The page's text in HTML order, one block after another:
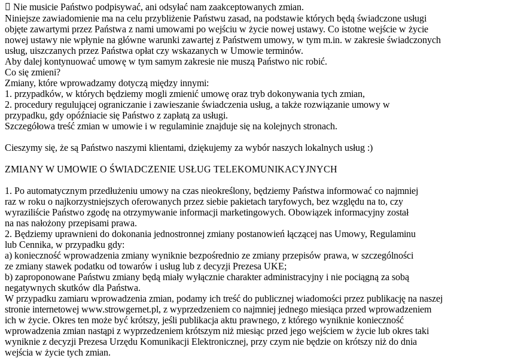
 Nie musicie Państwo podpisywać, ani odsyłać nam zaakceptowanych zmian.
Niniejsze zawiadomienie ma na celu przybliżenie Państwu zasad, na podstawie których będą świadczone usługi
objęte zawartymi przez Państwa z nami umowami po wejściu w życie nowej ustawy. Co istotne wejście w życie
nowej ustawy nie wpłynie na główne warunki zawartej z Państwem umowy, w tym m.in. w zakresie świadczonych
usług, uiszczanych przez Państwa opłat czy wskazanych w Umowie terminów.
Aby dalej kontynuować umowę w tym samym zakresie nie muszą Państwo nic robić.
Co się zmieni?
Zmiany, które wprowadzamy dotyczą między innymi:
1. przypadków, w których będziemy mogli zmienić umowę oraz tryb dokonywania tych zmian,
2. procedury regulującej ograniczanie i zawieszanie świadczenia usług, a także rozwiązanie umowy w
przypadku, gdy opóźniacie się Państwo z zapłatą za usługi.
Szczegółowa treść zmian w umowie i w regulaminie znajduje się na kolejnych stronach.
Cieszymy się, że są Państwo naszymi klientami, dziękujemy za wybór naszych lokalnych usług :)
ZMIANY W UMOWIE O ŚWIADCZENIE USŁUG TELEKOMUNIKACYJNYCH
1. Po automatycznym przedłużeniu umowy na czas nieokreślony, będziemy Państwa informować co najmniej
raz w roku o najkorzystniejszych oferowanych przez siebie pakietach taryfowych, bez względu na to, czy
wyraziliście Państwo zgodę na otrzymywanie informacji marketingowych. Obowiązek informacyjny został
na nas nałożony przepisami prawa.
2. Będziemy uprawnieni do dokonania jednostronnej zmiany postanowień łączącej nas Umowy, Regulaminu
lub Cennika, w przypadku gdy:
a) konieczność wprowadzenia zmiany wyniknie bezpośrednio ze zmiany przepisów prawa, w szczególności
ze zmiany stawek podatku od towarów i usług lub z decyzji Prezesa UKE;
b) zaproponowane Państwu zmiany będą miały wyłącznie charakter administracyjny i nie pociągną za sobą
negatywnych skutków dla Państwa.
W przypadku zamiaru wprowadzenia zmian, podamy ich treść do publicznej wiadomości przez publikację na naszej
stronie internetowej www.strowgernet.pl, z wyprzedzeniem co najmniej jednego miesiąca przed wprowadzeniem
ich w życie. Okres ten może być krótszy, jeśli publikacja aktu prawnego, z którego wyniknie konieczność
wprowadzenia zmian nastąpi z wyprzedzeniem krótszym niż miesiąc przed jego wejściem w życie lub okres taki
wyniknie z decyzji Prezesa Urzędu Komunikacji Elektronicznej, przy czym nie będzie on krótszy niż do dnia
wejścia w życie tych zmian.